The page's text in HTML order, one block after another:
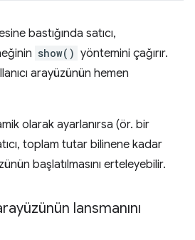
bastığında satıcı,
show() yöntemini çağırır.
arayüzünün hemen
olarak ayarlanırsa (ör. bir
toplam tutar bilinene kadar
başlatılmasını erteleyebilir.
lansmanını